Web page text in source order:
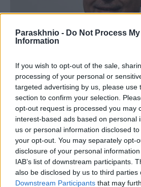
Paraskhnio - Do Not Process
Information
If you wish to opt-out of the sale,
processing of your personal or
targeted advertising by us, please use
section to confirm your selection.
opt-out request is processed you may
interest-based ads based on personal
us or personal information disclosed
your opt-out. You may separately opt-
disclosure of your personal
IAB’s list of downstream participants.
also be disclosed by us to third parties
Downstream Participants that may
ΧΩΡΊΣ ΚΑΤΗΓΟΡΊΑ
«Στηρίζουμε τη βιομηχανική
λύσεις και όχι με πρόσκαιρα
8 ΑΥΓΟΎΣΤΟΥ